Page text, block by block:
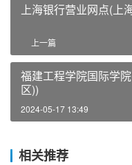
上海银行营业网点(上
上一篇
福建工程学院国际学
区))
2024-05-17 13:49
相关推荐